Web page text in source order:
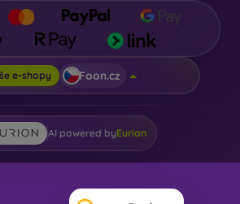
e-shopy Foon.cz
AI powered byEurion